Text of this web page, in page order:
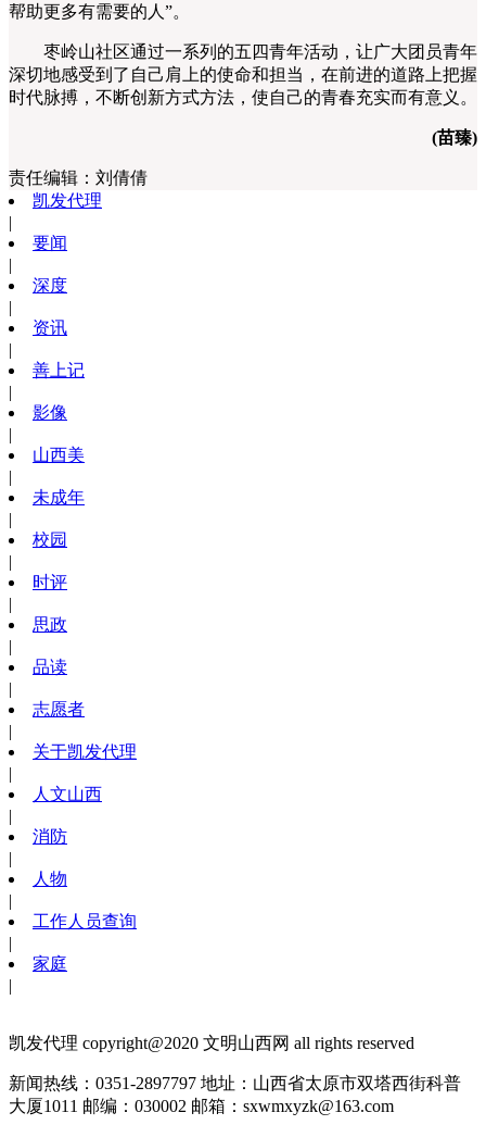
帮助更多有需要的人”。
枣岭山社区通过一系列的五四青年活动，让广大团员青年
深切地感受到了自己肩上的使命和担当，在前进的道路上把握
时代脉搏，不断创新方式方法，使自己的青春充实而有意义。
(苗臻)
责任编辑： 刘倩倩
凯发代理
|
要闻
|
深度
|
资讯
|
善上记
|
影像
|
山西美
|
未成年
|
校园
|
时评
|
思政
|
品读
|
志愿者
|
关于凯发代理
|
人文山西
|
消防
|
人物
|
工作人员查询
|
家庭
|
凯发代理 copyright@2020 文明山西网 all rights reserved
新闻热线：0351-2897797 地址：山西省太原市双塔西街科普
大厦1011 邮编：030002 邮箱： sxwmxyzk@163.com